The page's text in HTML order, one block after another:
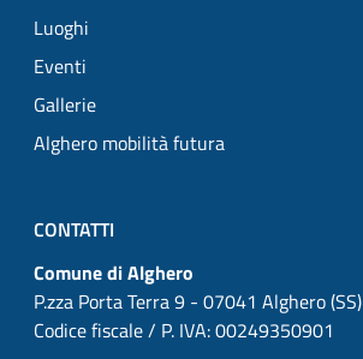
Luoghi
Eventi
Gallerie
Alghero mobilità futura
CONTATTI
Comune di Alghero
P.zza Porta Terra 9 - 07041 Alghero (SS)
Codice fiscale / P. IVA: 00249350901